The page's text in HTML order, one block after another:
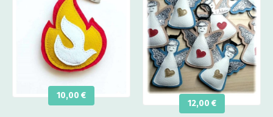
10,00 €
12,00 €